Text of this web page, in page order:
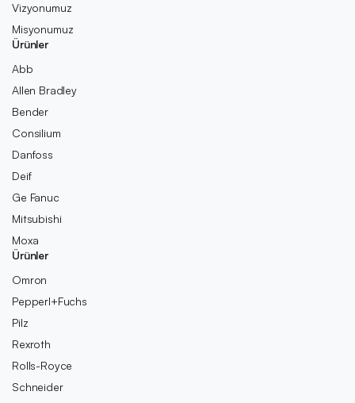
Vizyonumuz
Misyonumuz
Ürünler
Abb
Allen Bradley
Bender
Consilium
Danfoss
Deif
Ge Fanuc
Mitsubishi
Moxa
Ürünler
Omron
Pepperl+Fuchs
Pilz
Rexroth
Rolls-Royce
Schneider